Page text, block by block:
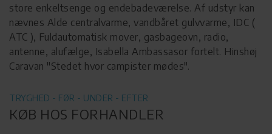
store enkeltsenge og endebadeværelse. Af udstyr kan
nævnes Alde centralvarme, vandbåret gulvvarme, IDC (
ATC ), Fuldautomatisk mover, gasbageovn, radio,
antenne, alufælge, Isabella Ambassasor fortelt. Hinshøj
Caravan "Stedet hvor campister mødes".
TRYGHED - FØR - UNDER - EFTER
KØB HOS FORHANDLER